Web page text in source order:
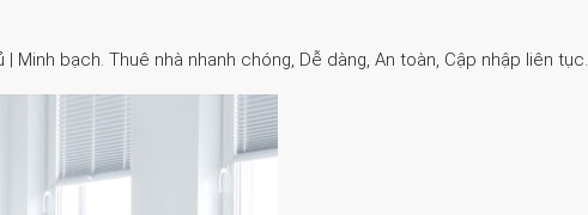
bạch. Thuê nhà nhanh chóng, Dễ dàng, An toàn, Cập nhập liên tục.